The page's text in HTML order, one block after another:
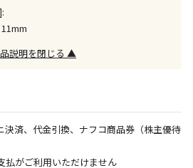
。
。金額・施工日はお打ち合わせの上、
。
説明を閉じる ▲
決済、代金引換、ナフコ商品券（株主優待
がご利用いただけません